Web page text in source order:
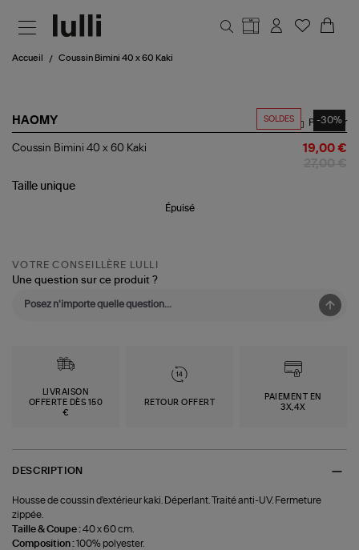
Accueil Coussin Bimini 40 x 60 Kaki
SOLDES -30%
HAOMY
Coussin
x
Partager
Coussin Bimini 40 x 60 Kaki 19,00 €
Taille unique
Épuisé
VOTRE CONSEILLÈRE LULLI
Une question sur ce produit ?
LIVRAISON
OFFERTE DÈS 150
€
RETOUR OFFERT
PAIEMENT EN
3X,4X
DESCRIPTION
Housse de coussin d'extérieur kaki. Déperlant. Traité anti-UV. Fermeture
zippée.
Taille & Coupe :40 x 60 cm.
Composition :100% polyester.